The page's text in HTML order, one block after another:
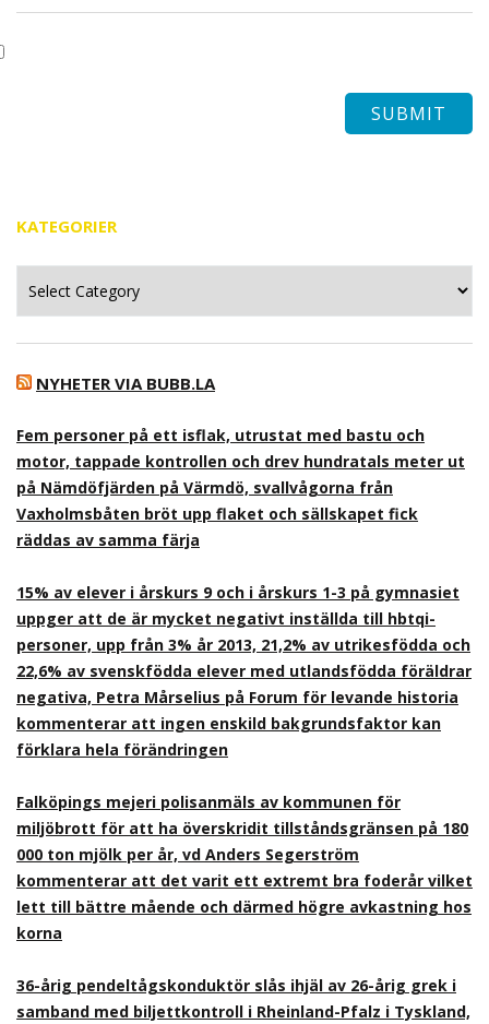
KATEGORIER
NYHETER VIA BUBB.LA
Fem personer på ett isflak, utrustat med bastu och
motor, tappade kontrollen och drev hundratals meter ut
på Nämdöfjärden på Värmdö, svallvågorna från
Vaxholmsbåten bröt upp flaket och sällskapet fick
räddas av samma färja
15% av elever i årskurs 9 och i årskurs 1-3 på gymnasiet
uppger att de är mycket negativt inställda till hbtqi-
personer, upp från 3% år 2013, 21,2% av utrikesfödda och
22,6% av svenskfödda elever med utlandsfödda föräldrar
negativa, Petra Mårselius på Forum för levande historia
kommenterar att ingen enskild bakgrundsfaktor kan
förklara hela förändringen
Falköpings mejeri polisanmäls av kommunen för
miljöbrott för att ha överskridit tillståndsgränsen på 180
000 ton mjölk per år, vd Anders Segerström
kommenterar att det varit ett extremt bra foderår vilket
lett till bättre mående och därmed högre avkastning hos
korna
36-årig pendeltågskonduktör slås ihjäl av 26-årig grek i
samband med biljettkontroll i Rheinland-Pfalz i Tyskland,